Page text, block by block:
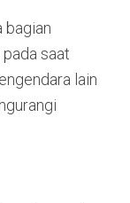
bagian
saat
lain